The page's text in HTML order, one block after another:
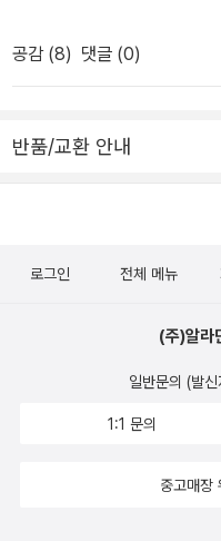
이곳에 무엇을 심고, 앞으로
릇입니다. 묵은책을 곱게 싼
ps://n.news.naver.com/
못 피해”https://
2789008?sid=100글 : 숲
《풀꽃나무 들숲노래 동시 따
집을 보았습니다》, 《우리말꽃
덕 마음 읽기》을 썼다.
고개숙여 빌겠다는 글이 아
머리 독생녀 한학자’ 책은 버
원을 치르며 샀다. 너무 비싼
달 지켜보다가 ‘지르’기로 했
소리쳤다.헌책으로 받은 《
다섯 달 만에 12벌을 찍었
을가? 뭐, 하나도 안 궁금하
지. ‘참어머니’ 한 분은 우리
맙게 비춰냈다고 느낀다. ‘참
서 이름만 ‘참’을 붙이니, 허
귀가 있어도 듣지 못하고 눈
공감 (8) 댓글 (0)
반품/교환 안내
로그인 전체 메뉴
(주)알라
일반문의 (발
1:1 문의
중고매장